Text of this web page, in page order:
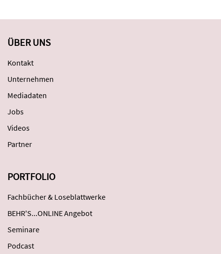
ÜBER UNS
Kontakt
Unternehmen
Mediadaten
Jobs
Videos
Partner
PORTFOLIO
Fachbücher & Loseblattwerke
BEHR'S...ONLINE Angebot
Seminare
Podcast